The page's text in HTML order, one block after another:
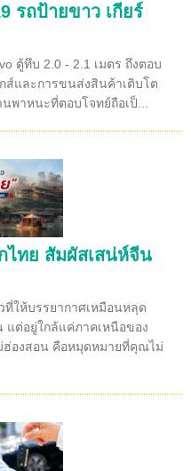
รถป้ายขาว เกียร์
ตู้ทึบ 2.0 - 2.1 เมตร ถึงตอบ
และการขนส่งสินค้าเติบโต
พาหนะที่ตอบโจทย์ถือเป็...
ไทย สัมผัสเสน่ห์จีน
ให้บรรยากาศเหมือนหลุด
แต่อยู่ใกล้แค่ภาคเหนือของ
ฮ่องสอน คือหมุดหมายที่คุณไม่